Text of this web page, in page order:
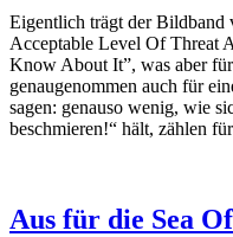
Eigentlich trägt der Bildband
Acceptable Level Of Threat
Know About It”, was aber
genaugenommen auch für
sagen: genauso wenig, wie
beschmieren!“ hält, zählen
Aus für die Sea